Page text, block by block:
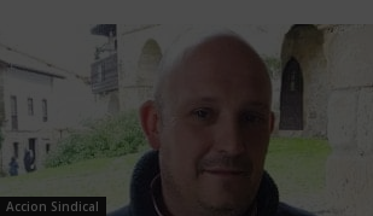
Accion Sindical